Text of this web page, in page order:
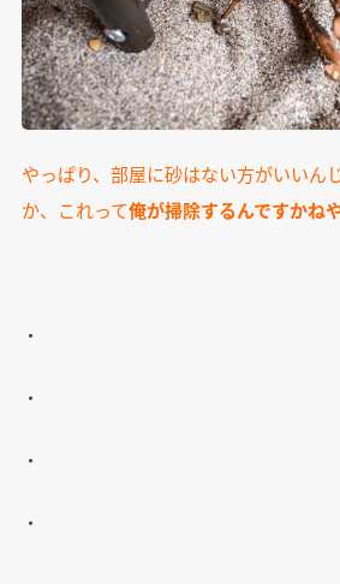
やっぱり、部屋に砂はない方がいい
か、これって俺が掃除するんですかね
・
・
・
・